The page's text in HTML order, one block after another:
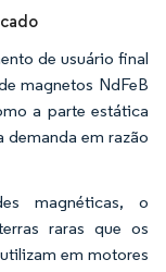
de usuário final
magnetos NdFeB
a parte estática
demanda em razão
magnéticas, o
raras que os
em motores